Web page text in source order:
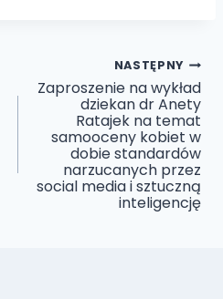
NASTĘPNY
Zaproszenie na wykład
dziekan dr Anety
Ratajek na temat
samooceny kobiet w
dobie standardów
narzucanych przez
social media i sztuczną
inteligencję